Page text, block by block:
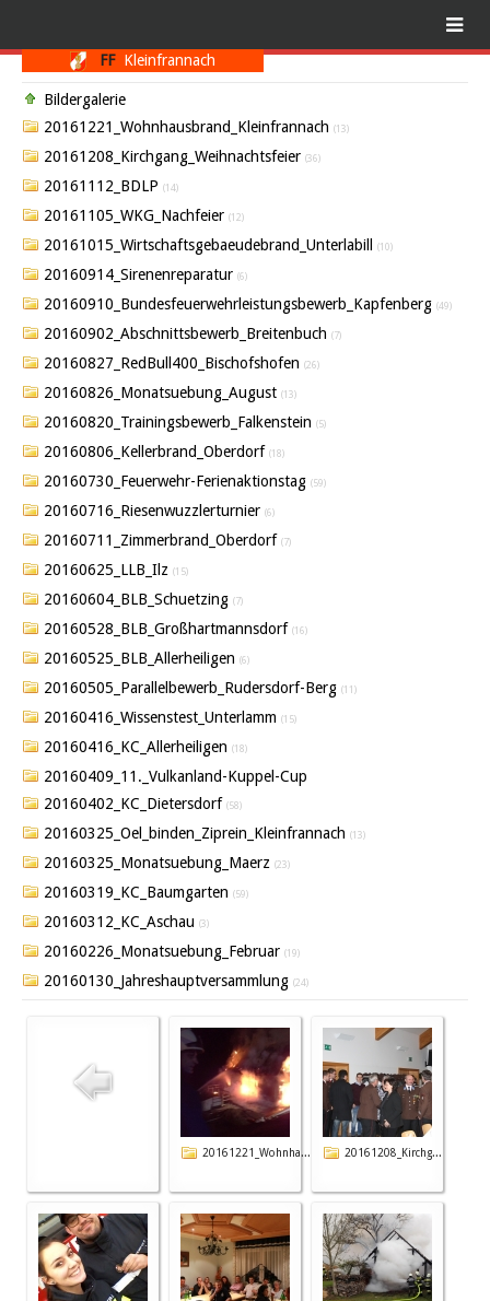
FF Kleinfrannach
Bildergalerie
20161221_Wohnhausbrand_Kleinfrannach (13)
20161208_Kirchgang_Weihnachtsfeier (36)
20161112_BDLP (14)
20161105_WKG_Nachfeier (12)
20161015_Wirtschaftsgebaeudebrand_Unterlabill (10)
20160914_Sirenenreparatur (6)
20160910_Bundesfeuerwehrleistungsbewerb_Kapfenberg (49)
20160902_Abschnittsbewerb_Breitenbuch (7)
20160827_RedBull400_Bischofshofen (26)
20160826_Monatsuebung_August (13)
20160820_Trainingsbewerb_Falkenstein (5)
20160806_Kellerbrand_Oberdorf (18)
20160730_Feuerwehr-Ferienaktionstag (59)
20160716_Riesenwuzzlerturnier (6)
20160711_Zimmerbrand_Oberdorf (7)
20160625_LLB_Ilz (15)
20160604_BLB_Schuetzing (7)
20160528_BLB_Großhartmannsdorf (16)
20160525_BLB_Allerheiligen (6)
20160505_Parallelbewerb_Rudersdorf-Berg (11)
20160416_Wissenstest_Unterlamm (15)
20160416_KC_Allerheiligen (18)
20160409_11._Vulkanland-Kuppel-Cup
20160402_KC_Dietersdorf (58)
20160325_Oel_binden_Ziprein_Kleinfrannach (13)
20160325_Monatsuebung_Maerz (23)
20160319_KC_Baumgarten (59)
20160312_KC_Aschau (3)
20160226_Monatsuebung_Februar (19)
20160130_Jahreshauptversammlung (24)
20161221_Wohnha... 20161208_Kirchg...